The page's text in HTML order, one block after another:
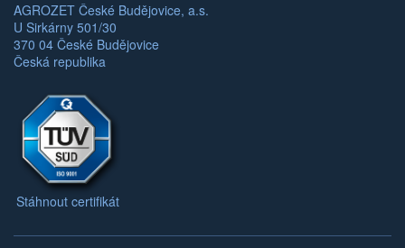
AGROZET České Budějovice, a.s.
U Sirkárny 501/30
370 04 České Budějovice
Česká republika
Stáhnout certifikát